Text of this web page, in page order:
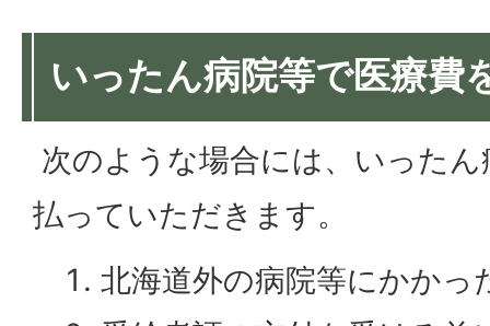
いったん病院等で医療費
次のような場合には、いった
払っていただきます。
北海道外の病院等にかかっ